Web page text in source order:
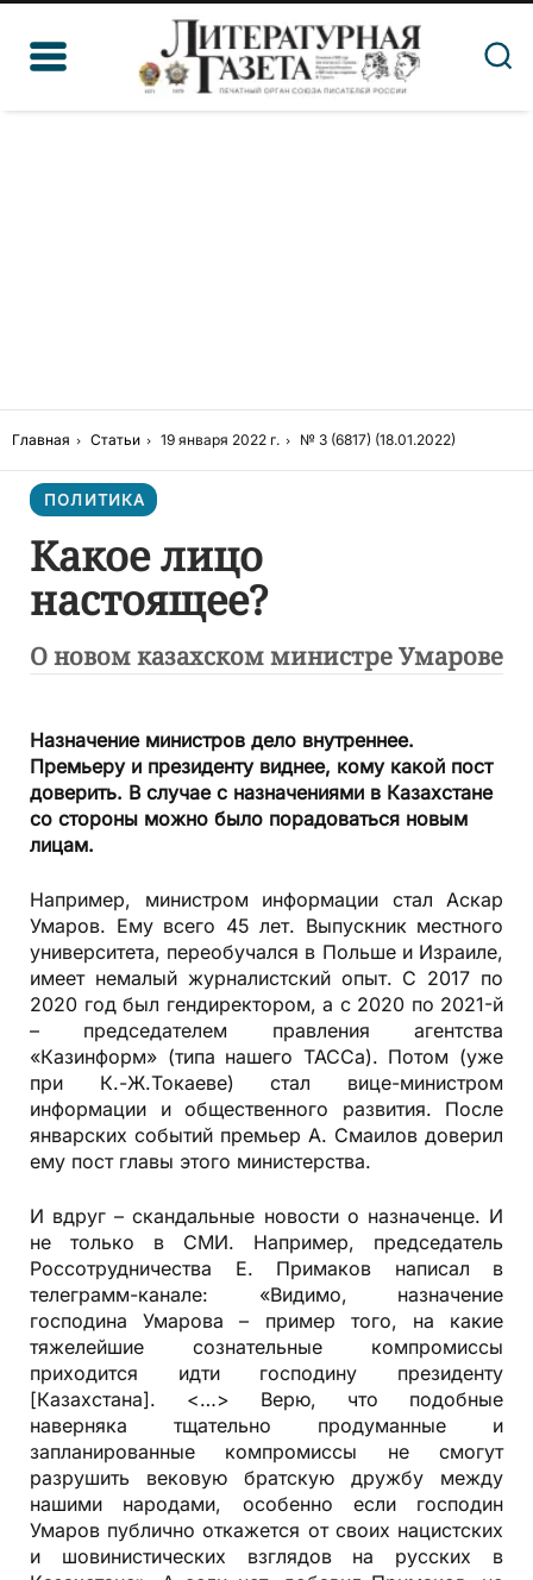
Главная Статьи 19 января 2022 г. № 3 (6817) (18.01.2022)
ПОЛИТИКА
Какое лицо
настоящее?
О новом казахском министре Умарове
Назначение министров дело внутреннее.
Премьеру и президенту виднее, кому какой пост
доверить. В случае с назначениями в Казахстане
со стороны можно было порадоваться новым
лицам.
Например, министром информации стал Аскар
Умаров. Ему всего 45 лет. Выпускник местного
университета, переобучался в Польше и Израиле,
имеет немалый журналистский опыт. С 2017 по
2020 год был гендиректором, а с 2020 по 2021-й
– председателем правления агентства
«Казинформ» (типа нашего ТАССа). Потом (уже
при К.-Ж.Токаеве) стал вице-министром
информации и общественного развития. После
январских событий премьер А. Смаилов доверил
ему пост главы этого министерства.
И вдруг – скандальные новости о назначенце. И
не только в СМИ. Например, председатель
Россотрудничества Е. Примаков написал в
телеграмм-канале: «Видимо, назначение
господина Умарова – пример того, на какие
тяжелейшие сознательные компромиссы
приходится идти господину президенту
[Казахстана]. <…> Верю, что подобные
наверняка тщательно продуманные и
запланированные компромиссы не смогут
разрушить вековую братскую дружбу между
нашими народами, особенно если господин
Умаров публично откажется от своих нацистских
и шовинистических взглядов на русских в